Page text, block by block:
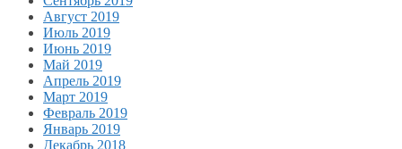
Август 2019
Июль 2019
Июнь 2019
Май 2019
Апрель 2019
Март 2019
Февраль 2019
Январь 2019
Декабрь 2018